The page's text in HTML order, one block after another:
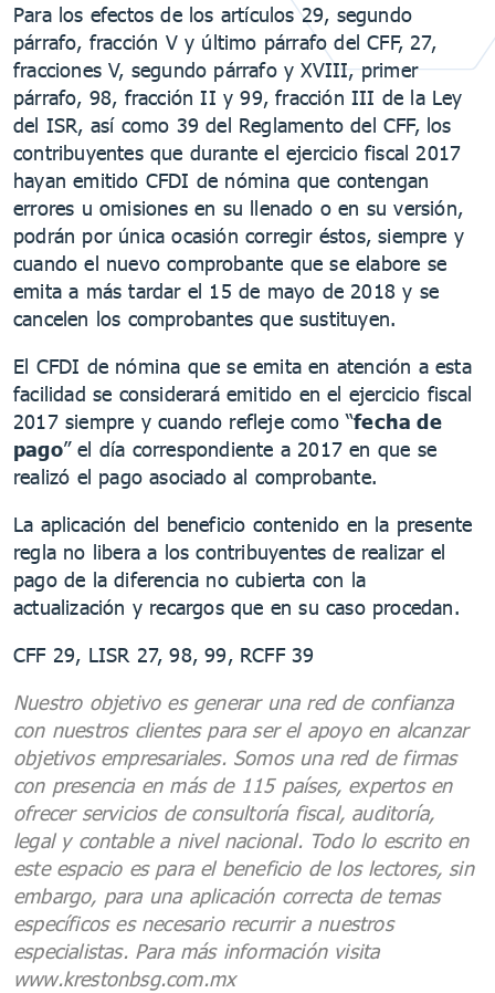
Para los efectos de los artículos 29, segundo
párrafo, fracción V y último párrafo del CFF, 27,
fracciones V, segundo párrafo y XVIII, primer
párrafo, 98, fracción II y 99, fracción III de la Ley
del ISR, así como 39 del Reglamento del CFF, los
contribuyentes que durante el ejercicio fiscal 2017
hayan emitido CFDI de nómina que contengan
errores u omisiones en su llenado o en su versión,
podrán por única ocasión corregir éstos, siempre y
cuando el nuevo comprobante que se elabore se
emita a más tardar el 15 de mayo de 2018 y se
cancelen los comprobantes que sustituyen.
El CFDI de nómina que se emita en atención a esta
facilidad se considerará emitido en el ejercicio fiscal
2017 siempre y cuando refleje como “fecha de
pago” el día correspondiente a 2017 en que se
realizó el pago asociado al comprobante.
La aplicación del beneficio contenido en la presente
regla no libera a los contribuyentes de realizar el
pago de la diferencia no cubierta con la
actualización y recargos que en su caso procedan.
CFF 29, LISR 27, 98, 99, RCFF 39
Nuestro objetivo es generar una red de confianza
con nuestros clientes para ser el apoyo en alcanzar
objetivos empresariales. Somos una red de firmas
con presencia en más de 115 países, expertos en
ofrecer servicios de consultoría fiscal, auditoría,
legal y contable a nivel nacional. Todo lo escrito en
este espacio es para el beneficio de los lectores, sin
embargo, para una aplicación correcta de temas
específicos es necesario recurrir a nuestros
especialistas. Para más información visita
www.krestonbsg.com.mx